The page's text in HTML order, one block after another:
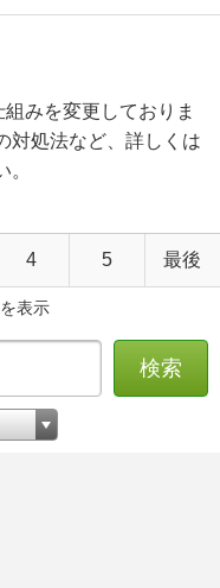
みを変更しておりま
対処法など、詳しくは
4 5 最後
表示
検索